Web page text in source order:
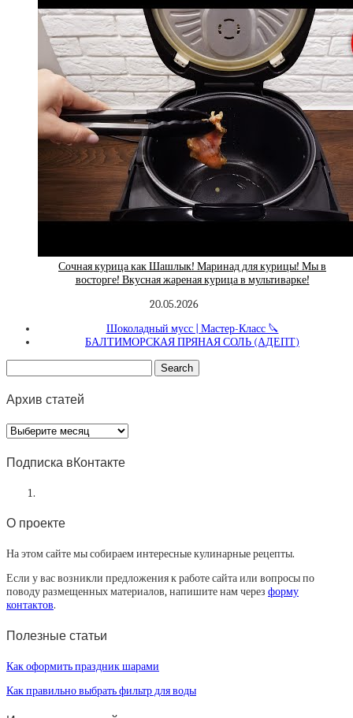
Сочная курица как Шашлык! Маринад для курицы! Мы в
восторге! Вкусная жареная курица в мультиварке!
20.05.2026
Шоколадный мусс | Мастер-Класс 🔪
БАЛТИМОРСКАЯ ПРЯНАЯ СОЛЬ (АДЕПТ)
Архив статей
Архив
статей
Подписка вКонтакте
О проекте
На этом сайте мы собираем интересные кулинарные рецепты.
Если у вас возникли предложения к работе сайта или вопросы по
поводу размещенных материалов, напишите нам через форму
контактов.
Полезные статьи
Как оформить праздник шарами
Как правильно выбрать фильтр для воды